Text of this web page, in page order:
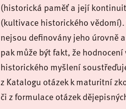
(historická paměť a její
(kultivace historického
nejsou definovány jeho úrovně
pak může být fakt, že
historického myšlení
z Katalogu otázek k maturitní
či z formulace otázek